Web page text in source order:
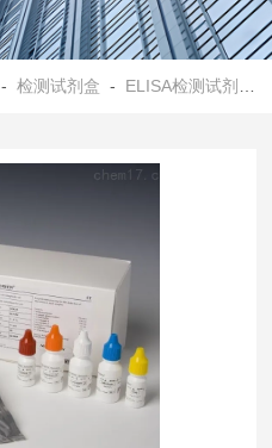
-检测试剂盒 - ELISA检测试剂盒